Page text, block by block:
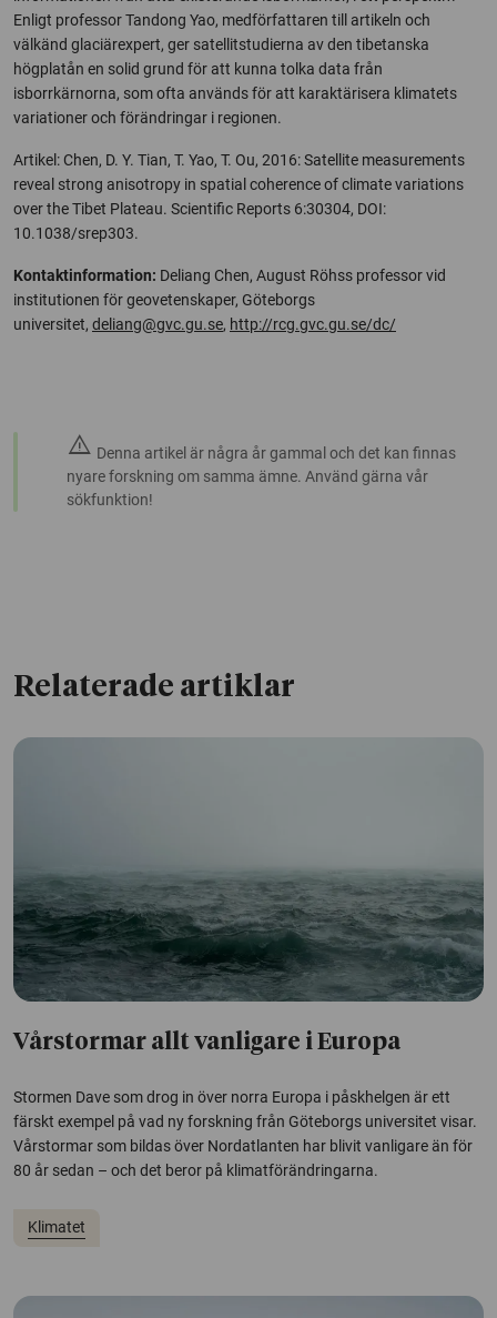
Enligt professor Tandong Yao, medförfattaren till artikeln och
välkänd glaciärexpert, ger satellitstudierna av den tibetanska
högplatån en solid grund för att kunna tolka data från
isborrkärnorna, som ofta används för att karaktärisera klimatets
variationer och förändringar i regionen.
Artikel: Chen, D. Y. Tian, T. Yao, T. Ou, 2016: Satellite measurements
reveal strong anisotropy in spatial coherence of climate variations
over the Tibet Plateau. Scientific Reports 6:30304, DOI:
10.1038/srep303.
Kontaktinformation: Deliang Chen, August Röhss professor vid
institutionen för geovetenskaper, Göteborgs
universitet, deliang@gvc.gu.se, http://rcg.gvc.gu.se/dc/
warning Denna artikel är några år gammal och det kan finnas
nyare forskning om samma ämne. Använd gärna vår
sökfunktion!
Relaterade artiklar
Vårstormar allt vanligare i Europa
Stormen Dave som drog in över norra Europa i påskhelgen är ett
färskt exempel på vad ny forskning från Göteborgs universitet visar.
Vårstormar som bildas över Nordatlanten har blivit vanligare än för
80 år sedan – och det beror på klimatförändringarna.
Klimatet